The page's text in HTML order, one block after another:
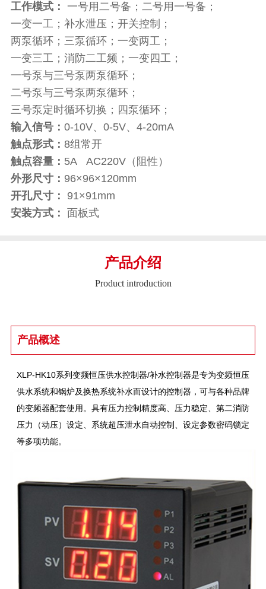
工作模式：
一号用二号备；二号用一号备；
一变一工；补水泄压；开关控制；
两泵循环；三泵循环；一变两工；
一变三工；消防二工频；一变四工；
一号泵与三号泵两泵循环；
二号泵与三号泵两泵循环；
三号泵定时循环切换；四泵循环；
输入信号： 0-10V、0-5V、4-20mA
触点形式： 8组常开
触点容量： 5A AC220V（阻性）
外形尺寸： 96×96×120mm
开孔尺寸：
91×91mm
安装方式：
面板式
产品介绍
Product introduction
产品概述
XLP-HK10系列变频恒压供水控制器/补水控制器是专为变频恒压
供水系统和锅炉及换热系统补水而设计的控制器，可与各种品牌
的变频器配套使用。具有压力控制精度高、压力稳定、第二消防
压力（动压）设定、系统超压泄水自动控制、设定参数密码锁定
等多项功能。